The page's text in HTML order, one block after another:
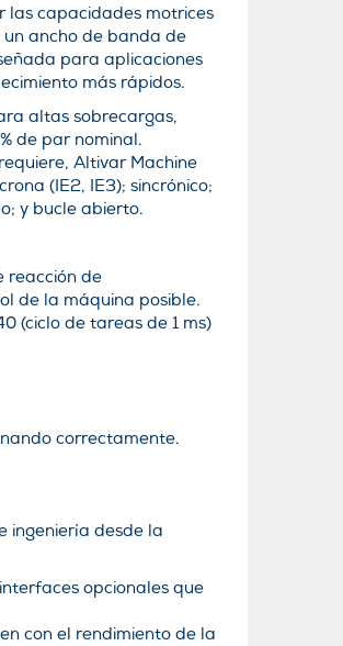
las capacidades motrices
ancho de banda de
para aplicaciones
más rápidos.
altas sobrecargas,
de par nominal.
Altivar Machine
(IE2, IE3); sincrónico;
y bucle abierto.
reacción de
de la máquina posible.
(ciclo de tareas de 1 ms)
correctamente.
ingeniería desde la
opcionales que
con el rendimiento de la